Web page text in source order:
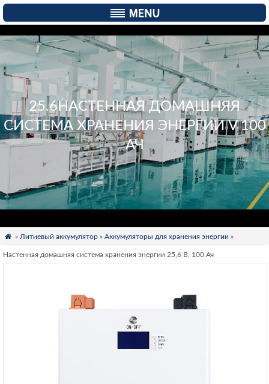
25.6НАСТЕННАЯ ДОМАШНЯЯ
СИСТЕМА ХРАНЕНИЯ ЭНЕРГИИ V 100
АЧ
 » Литиевый аккумулятор» Аккумуляторы для хранения энергии »
Настенная домашняя система хранения энергии 25,6 В, 100 Ач